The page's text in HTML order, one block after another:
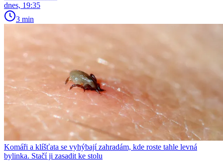
dnes, 19:35
3 min
Komáři a klíšťata se vyhýbají zahradám, kde roste tahle levná
bylinka. Stačí ji zasadit ke stolu